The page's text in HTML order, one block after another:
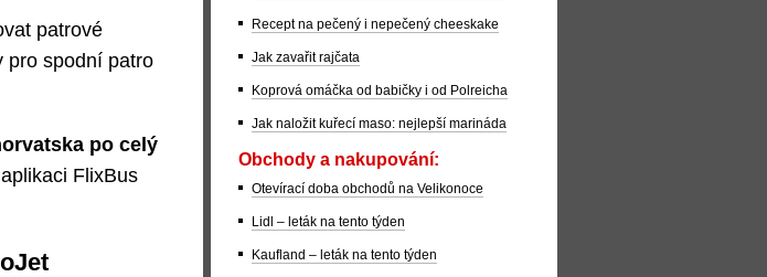
patrové
pro spodní patro
po celý
FlixBus
Recept na pečený i nepečený cheeskake
Jak zavařit rajčata
Koprová omáčka od babičky i od Polreicha
Jak naložit kuřecí maso: nejlepší marináda
Obchody a nakupování:
Otevírací doba obchodů na Velikonoce
Lidl – leták na tento týden
Kaufland – leták na tento týden